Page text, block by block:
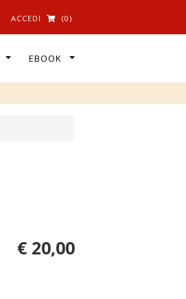
ACCEDI (0)
EBOOK
€ 20,00